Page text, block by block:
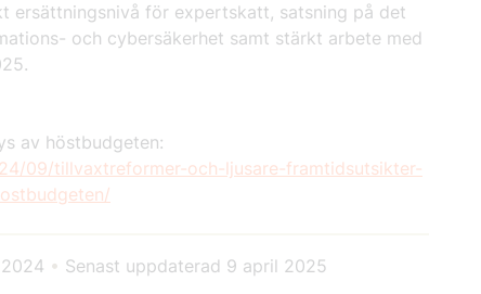
ersättningsnivå för expertskatt, satsning på det
och cybersäkerhet samt stärkt arbete med
av höstbudgeten:
09/tillvaxtreformer-och-ljusare-framtidsutsikter-
• Senast uppdaterad 9 april 2025